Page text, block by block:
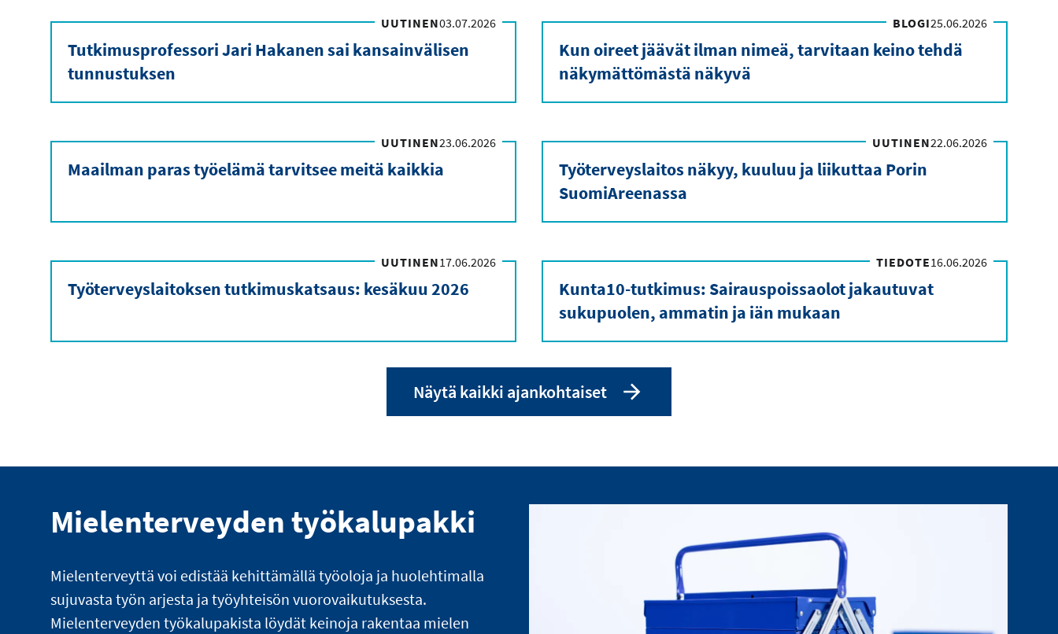
UUTINEN03.07.2026
Tutkimusprofessori Jari Hakanen sai kansainvälisen
tunnustuksen
BLOGI25.06.2026
Kun oireet jäävät ilman nimeä, tarvitaan keino tehdä
näkymättömästä näkyvä
UUTINEN23.06.2026
Maailman paras työelämä tarvitsee meitä kaikkia
UUTINEN22.06.2026
Työterveyslaitos näkyy, kuuluu ja liikuttaa Porin
SuomiAreenassa
UUTINEN17.06.2026
Työterveyslaitoksen tutkimuskatsaus: kesäkuu 2026
TIEDOTE16.06.2026
Kunta10-tutkimus: Sairauspoissaolot jakautuvat
sukupuolen, ammatin ja iän mukaan
Näytä kaikki ajankohtaiset
Mielenterveyden työkalupakki
Mielenterveyttä voi edistää kehittämällä työoloja ja huolehtimalla
sujuvasta työn arjesta ja työyhteisön vuorovaikutuksesta.
Mielenterveyden työkalupakista löydät keinoja rakentaa mielen